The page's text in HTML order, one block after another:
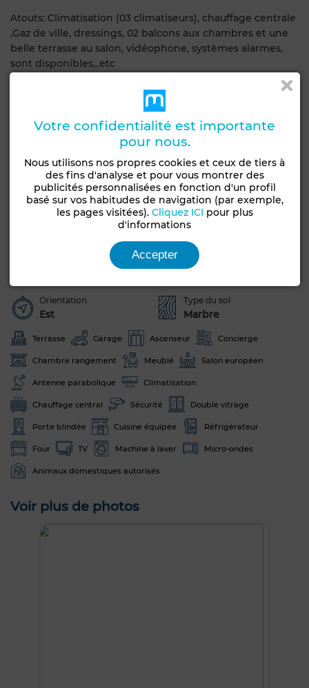
Atouts: Climatisation (03 climatiseurs), chauffage centrale
,Gaz de ville, dressings, 02 balcons aux chambres et une
belle terrasse au salon, vidéophone, systèmes alarmes,
sont disponibles,..etc
Pour plus de détails ou visite, Veuillez nous appeler sur les
(00216) 20 400 399 / (00216) 98 400 399
Caractéristiques générales
Type de bien
Etat
Jamais habité /
Étage du bien
Orientation
Est
Type du sol
Marbre
Terrasse Garage Ascenseur Concierge
Chambre rangement Meublé Salon européen
Antenne parabolique Climatisation
Chauffage central Sécurité Double vitrage
Porte blindée Cuisine équipée Réfrigérateur
Four TV Machine à laver Micro-ondes
Animaux domestiques autorisés
Voir plus de photos
Votre confidentialité est importante
pour nous.
Nous utilisons nos propres cookies et ceux de tiers à
des fins d'analyse et pour vous montrer des
publicités personnalisées en fonction d'un profil
basé sur vos habitudes de navigation (par exemple,
les pages visitées). Cliquez ICI pour plus
d'informations
Accepter